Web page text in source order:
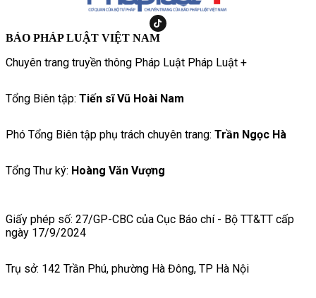
BÁO PHÁP LUẬT VIỆT NAM
Chuyên trang truyền thông Pháp Luật Pháp Luật +
Tổng Biên tập: Tiến sĩ Vũ Hoài Nam
Phó Tổng Biên tập phụ trách chuyên trang: Trần Ngọc Hà
Tổng Thư ký: Hoàng Văn Vượng
Giấy phép số: 27/GP-CBC của Cục Báo chí - Bộ TT&TT cấp
ngày 17/9/2024
Trụ sở: 142 Trần Phú, phường Hà Đông, TP Hà Nội